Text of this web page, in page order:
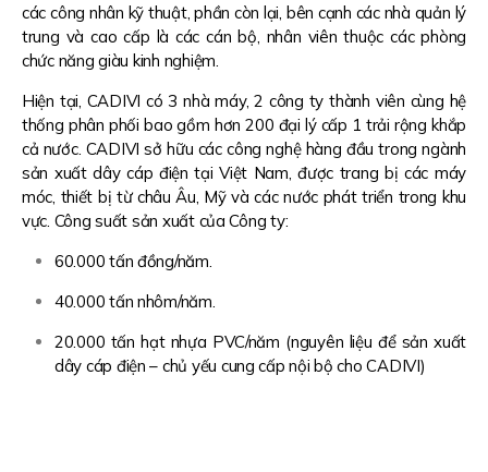
các công nhân kỹ thuật, phần còn lại, bên cạnh các nhà quản lý
trung và cao cấp là các cán bộ, nhân viên thuộc các phòng
chức năng giàu kinh nghiệm.
Hiện tại, CADIVI có 3 nhà máy, 2 công ty thành viên cùng hệ
thống phân phối bao gồm hơn 200 đại lý cấp 1 trải rộng khắp
cả nước. CADIVI sở hữu các công nghệ hàng đầu trong ngành
sản xuất dây cáp điện tại Việt Nam, được trang bị các máy
móc, thiết bị từ châu Âu, Mỹ và các nước phát triển trong khu
vực. Công suất sản xuất của Công ty:
60.000 tấn đồng/năm.
40.000 tấn nhôm/năm.
20.000 tấn hạt nhựa PVC/năm (nguyên liệu để sản xuất
dây cáp điện – chủ yếu cung cấp nội bộ cho CADIVI)